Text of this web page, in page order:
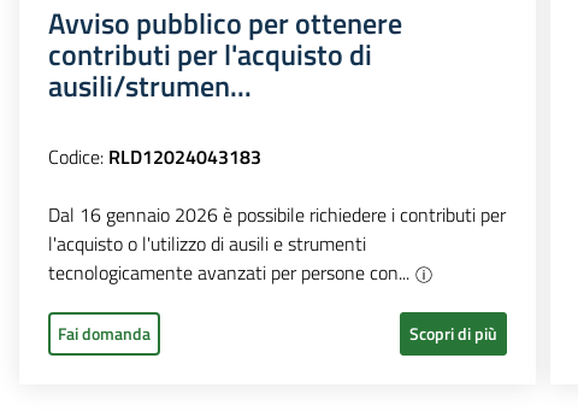
Avviso pubblico per ottenere
contributi per l'acquisto di
ausili/strumen...
Codice: RLD12024043183
Dal 16 gennaio 2026 è possibile richiedere i contributi per
l'acquisto o l'utilizzo di ausili e strumenti
tecnologicamente avanzati per persone con...
Fai domanda Scopri di più